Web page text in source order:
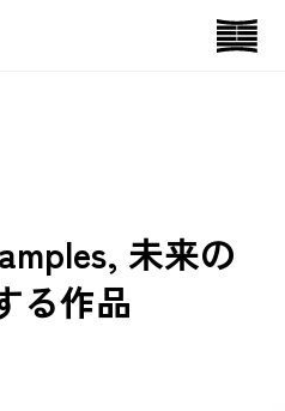
未来の
る作品